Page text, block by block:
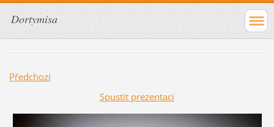
Dortymisa
Předchozí
Spustit prezentaci